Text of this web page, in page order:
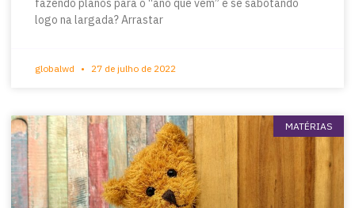
fazendo planos para o “ano que vem” e se sabotando
logo na largada? Arrastar
globalwd 27 de julho de 2022
MATÉRIAS